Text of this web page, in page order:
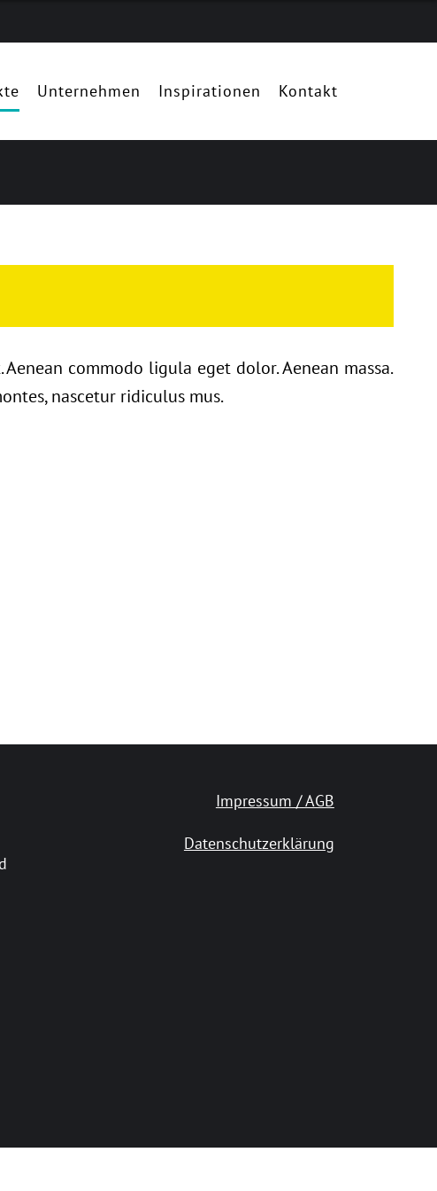
Unternehmen Inspirationen Kontakt
commodo ligula eget dolor. Aenean massa.
nascetur ridiculus mus.
Impressum / AGB
Datenschutzerklärung